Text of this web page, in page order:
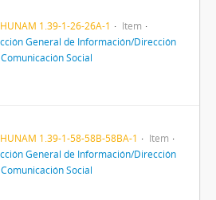
1.39-1-26-26A-1
Item
General de Información/Dirección
Social
1.39-1-58-58B-58BA-1
Item
General de Información/Dirección
Social